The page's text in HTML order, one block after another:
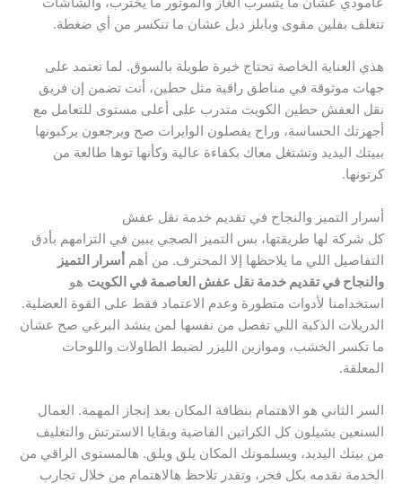
تتغلف بفلين مقوى وبابلز دبل عشان ما تنكسر من أي ضغطة.
هذي العناية الخاصة تحتاج خبرة طويلة بالسوق. لما تعتمد على
جهات موثوقة في مناطق راقية مثل حطين، أنت تضمن إن فريق
نقل العفش حطين الكويت متدرب على أعلى مستوى للتعامل مع
أجهزتك الحساسة، وراح يفصلون الوايرات صح ويرجعون يركبونها
ببيتك اليديد وتشتغل معاك بكفاءة عالية وكأنها توها طالعة من
كرتونها.
أسرار التميز والنجاح في تقديم خدمة نقل عفش
كل شركة لها طريقتها، بس التميز الصجي يبين في التزامهم بأدق
التفاصيل اللي ما يلاحظها إلا المحترف. من أهم
أسرار التميز
والنجاح في تقديم خدمة نقل عفش العاصمة في الكويت هو
استخدامنا لأدوات متطورة وعدم الاعتماد فقط على القوة العضلية.
الدريلات الذكية اللي تفصل من نفسها لمن ينشد البرغي صح عشان
ما تكسر الخشب، وموازين الليزر لضبط الطاولات واللوحات
المعلقة.
السر الثاني هو الاهتمام بنظافة المكان بعد إنجاز المهمة. العمال
السنعين يشيلون كل الكراتين الفاضية وبقايا الاسترتش والتغليف
من بيتك اليديد، ويسلمونك المكان يلق ويلق. هالمستوى الراقي من
الخدمة نقدمه بكل فخر، وتقدر تلاحظ هالاهتمام من خلال تجارب